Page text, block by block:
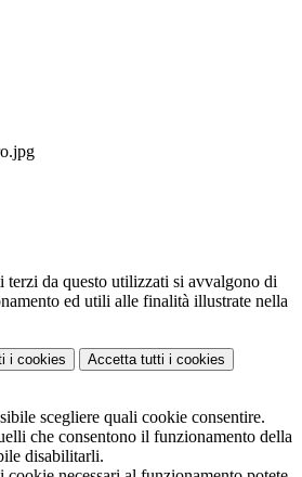
terzi da questo utilizzati si avvalgono di
ed utili alle finalità illustrate nella
i cookies Accetta tutti i cookies
scegliere quali cookie consentire.
che consentono il funzionamento della
disabilitarli.